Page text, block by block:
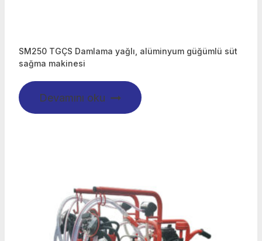
SM250 TGÇS Damlama yağlı, alüminyum güğümlü süt
sağma makinesi
Devamını oku